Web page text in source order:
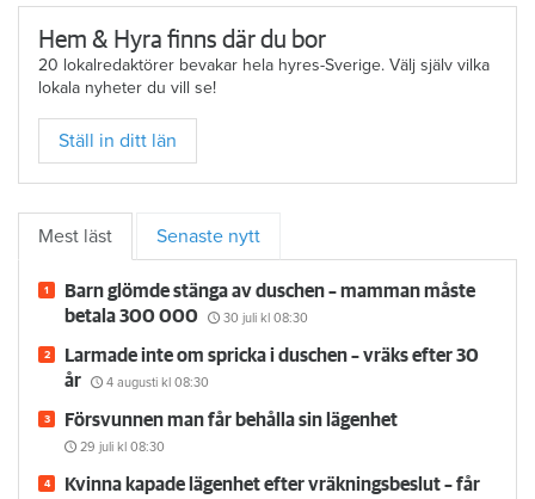
Hem & Hyra finns där du bor
20 lokalredaktörer bevakar hela hyres-Sverige. Välj själv vilka
lokala nyheter du vill se!
Ställ in ditt län
Mest läst Senaste nytt
Barn glömde stänga av duschen – mamman måste
betala 300 000
30 juli kl 08:30
Larmade inte om spricka i duschen – vräks efter 30
år
4 augusti kl 08:30
Försvunnen man får behålla sin lägenhet
29 juli kl 08:30
Kvinna kapade lägenhet efter vräkningsbeslut – får